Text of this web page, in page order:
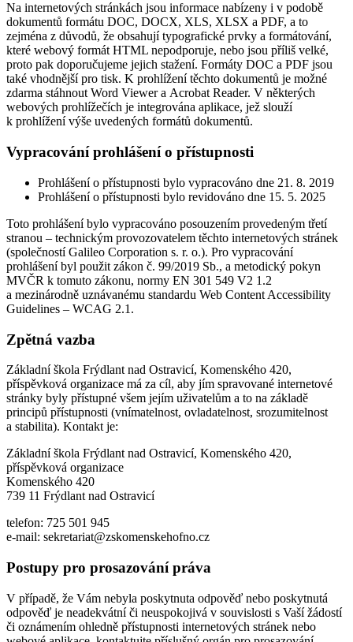
Na internetových stránkách jsou informace nabízeny i v podobě
dokumentů formátu DOC, DOCX, XLS, XLSX a PDF, a to
zejména z důvodů, že obsahují typografické prvky a formátování,
které webový formát HTML nepodporuje, nebo jsou příliš velké,
proto pak doporučujeme jejich stažení. Formáty DOC a PDF jsou
také vhodnější pro tisk. K prohlížení těchto dokumentů je možné
zdarma stáhnout Word Viewer a Acrobat Reader. V některých
webových prohlížečích je integrována aplikace, jež slouží
k prohlížení výše uvedených formátů dokumentů.
Vypracování prohlášení o přístupnosti
Prohlášení o přístupnosti bylo vypracováno dne 21. 8. 2019
Prohlášení o přístupnosti bylo revidováno dne 15. 5. 2025
Toto prohlášení bylo vypracováno posouzením provedeným třetí
stranou – technickým provozovatelem těchto internetových stránek
(společností Galileo Corporation s. r. o.). Pro vypracování
prohlášení byl použit zákon č. 99/2019 Sb., a metodický pokyn
MVČR k tomuto zákonu, normy EN 301 549 V2 1.2
a mezinárodně uznávanému standardu Web Content Accessibility
Guidelines – WCAG 2.1.
Zpětná vazba
Základní škola Frýdlant nad Ostravicí, Komenského 420,
příspěvková organizace má za cíl, aby jím spravované internetové
stránky byly přístupné všem jejím uživatelům a to na základě
principů přístupnosti (vnímatelnost, ovladatelnost, srozumitelnost
a stabilita). Kontakt je:
Základní škola Frýdlant nad Ostravicí, Komenského 420,
příspěvková organizace
Komenského 420
739 11 Frýdlant nad Ostravicí
telefon: 725 501 945
e-mail: sekretariat@zskomenskehofno.cz
Postupy pro prosazování práva
V případě, že Vám nebyla poskytnuta odpověď nebo poskytnutá
odpověď je neadekvátní či neuspokojivá v souvislosti s Vaší žádostí
či oznámením ohledně přístupnosti internetových stránek nebo